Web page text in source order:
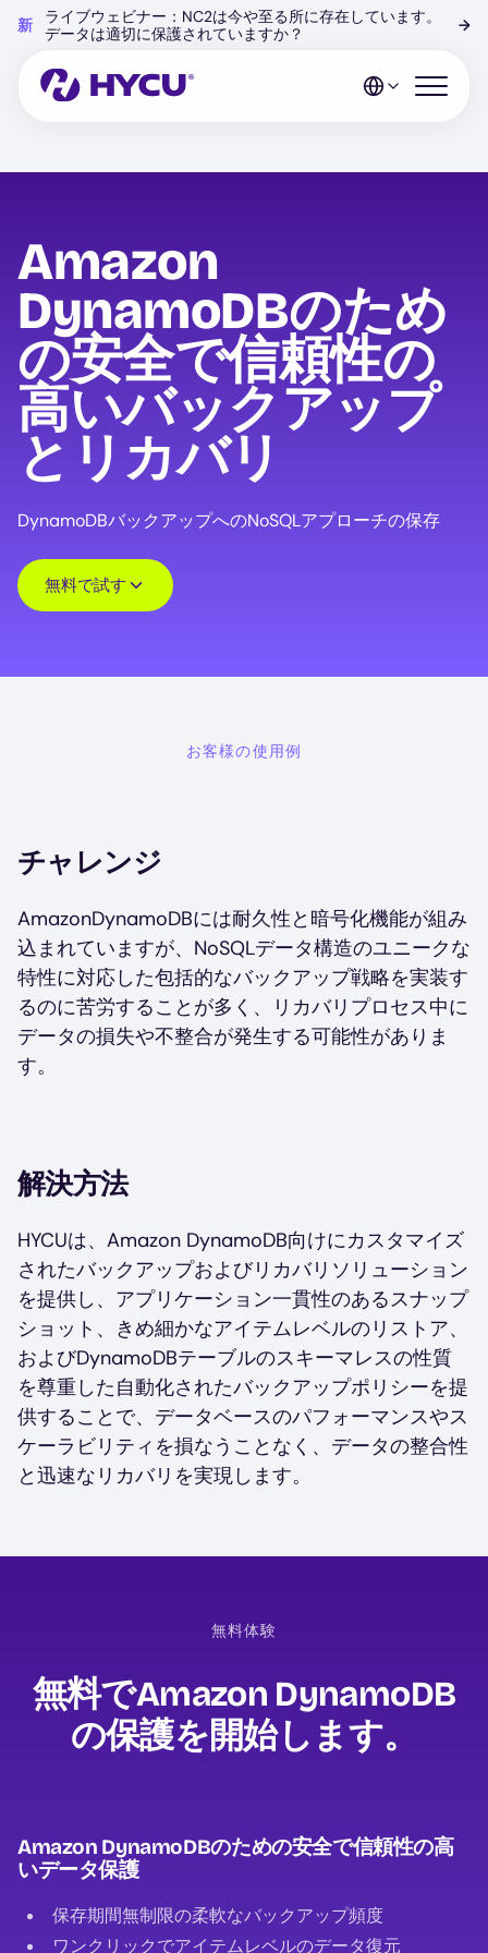
content
新
ライブウェビナー：NC2は今や至る所に存在しています。
データは適切に保護されていますか？
→
Open
Amazon
DynamoDBのため
の安全で信頼性の
高いバックアップ
とリカバリ
DynamoDBバックアップへのNoSQLアプローチの保存
無料で試す
お客様の使用例
チャレンジ
AmazonDynamoDBには耐久性と暗号化機能が組み
込まれていますが、NoSQLデータ構造のユニークな
特性に対応した包括的なバックアップ戦略を実装す
るのに苦労することが多く、リカバリプロセス中に
データの損失や不整合が発生する可能性がありま
す。
解決方法
HYCUは、Amazon DynamoDB向けにカスタマイズ
されたバックアップおよびリカバリソリューション
を提供し、アプリケーション一貫性のあるスナップ
ショット、きめ細かなアイテムレベルのリストア、
およびDynamoDBテーブルのスキーマレスの性質
を尊重した自動化されたバックアップポリシーを提
供することで、データベースのパフォーマンスやス
ケーラビリティを損なうことなく、データの整合性
と迅速なリカバリを実現します。
無料体験
無料でAmazon DynamoDB
の保護を開始します。
Amazon DynamoDBのための安全で信頼性の高
いデータ保護
保存期間無制限の柔軟なバックアップ頻度
ワンクリックでアイテムレベルのデータ復元